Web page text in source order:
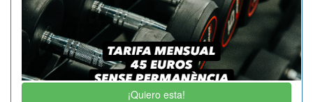
¡Quiero esta!